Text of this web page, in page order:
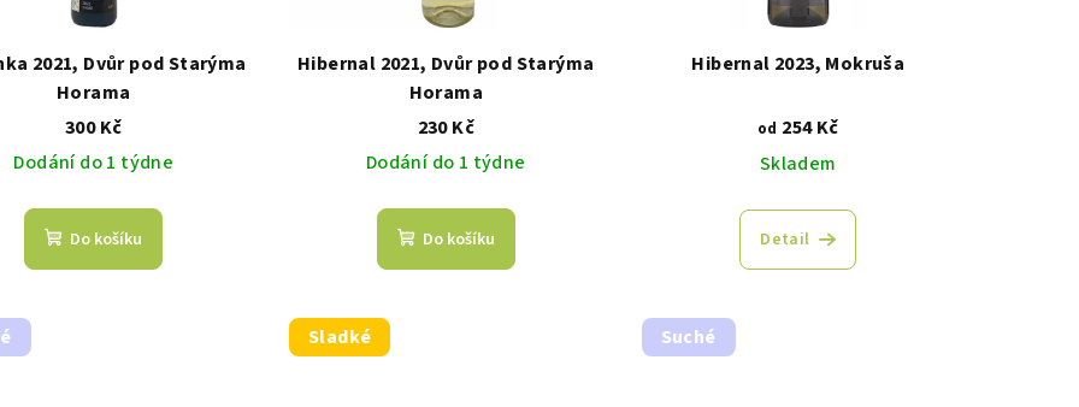
2021, Dvůr pod Starýma
Horama
300 Kč
Dodání do 1 týdne
Do košíku
Hibernal 2021, Dvůr pod Starýma
Horama
230 Kč
Dodání do 1 týdne
Do košíku
Hibernal 2023, Mokruša
od 254 Kč
Skladem
Detail
Sladké Suché